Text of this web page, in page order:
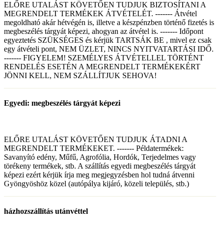
ELŐRE UTALÁST KÖVETŐEN TUDJUK BIZTOSÍTANI A
MEGRENDELT TERMÉKEK ÁTVÉTELÉT. ------- Átvétel
megoldható akár hétvégén is, illetve a készpénzben történő fizetés is
megbeszélés tárgyát képezi, ahogyan az átvétel is. ------- Időpont
egyeztetés SZÜKSÉGES és kérjük TARTSÁK BE , mivel ez csak
egy átvételi pont, NEM ÜZLET, NINCS NYITVATARTÁSI IDŐ.
------- FIGYELEM! SZEMÉLYES ÁTVÉTELLEL TÖRTÉNT
RENDELÉS ESETÉN A MEGRENDELT TERMÉKEKÉRT
JÖNNI KELL, NEM SZÁLLÍTJUK SEHOVA!
Egyedi: megbeszélés tárgyát képezi
ELŐRE UTALÁST KÖVETŐEN TUDJUK ÁTADNI A
MEGRENDELT TERMÉKEKET. ------- Példatermékek:
Savanyító edény, Műfű, Agrofólia, Hordók, Terjedelmes vagy
törékeny termékek, stb. A szállítás egyedi megbeszélés tárgyát
képezi ezért kérjük írja meg megjegyzésben hol tudná átvenni
Gyöngyöshöz közel (autópálya kijáró, közeli település, stb.)
házhozszállítás utánvéttel